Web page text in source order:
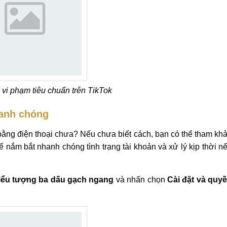
phạm tiêu chuẩn trên TikTok
chóng
điện thoại chưa? Nếu chưa biết cách, bạn có thể tham
bắt nhanh chóng tình trạng tài khoản và xử lý kịp thời
tượng ba dấu gạch ngang và nhấn chọn Cài đặt và